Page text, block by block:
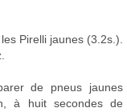
Pirelli jaunes (3.2s.).
de pneus jaunes
à huit secondes de